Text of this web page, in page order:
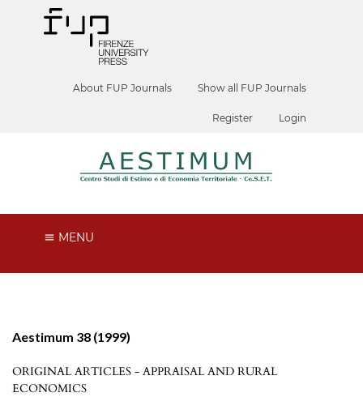
About FUP Journals Show all FUP Journals
Register Login
MENU
Aestimum 38 (1999)
ORIGINAL ARTICLES - APPRAISAL AND RURAL
ECONOMICS